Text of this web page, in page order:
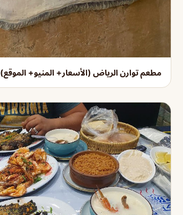
مطعم توارن الرياض (الأسعار+ المنيو+ الموقع)